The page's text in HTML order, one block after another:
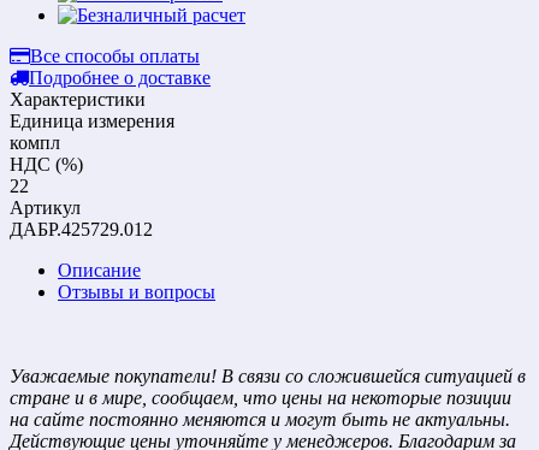
Все способы оплаты
Подробнее о доставке
Характеристики
Единица измерения
компл
НДС (%)
22
Артикул
ДАБР.425729.012
Описание
Отзывы и вопросы
Уважаемые покупатели! В связи со сложившейся ситуацией в
стране и в мире, сообщаем, что цены на некоторые позиции
на сайте постоянно меняются и могут быть не актуальны.
Действующие цены уточняйте у менеджеров. Благодарим за